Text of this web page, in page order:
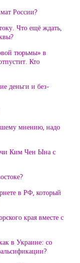
России?
Что ещё ждать,
тюрьмы» в
Кто
деньги и без-
мнению, надо
Ким Чен Ына с
в РФ, который
края вместе с
в Украине: со